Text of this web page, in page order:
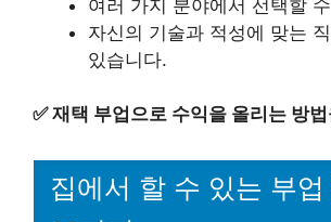
여러 가지 분야에서 선택할
자신의 기술과 적성에 맞는
있습니다.
✅재택 부업으로 수익을 올리는 방
집에서 할 수 있는 부업